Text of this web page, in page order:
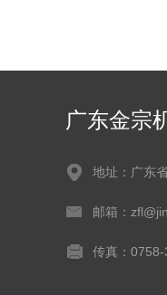
广东金宗
地址：广东
邮箱：
传真：